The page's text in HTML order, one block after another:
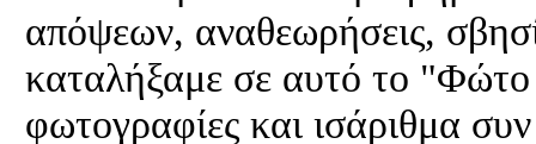
απόψεων, αναθεωρήσεις,
καταλήξαμε σε αυτό το "Φώτο
φωτογραφίες και ισάριθμα